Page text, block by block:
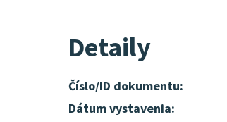
Detaily
Číslo/ID dokumentu:
Dátum vystavenia: